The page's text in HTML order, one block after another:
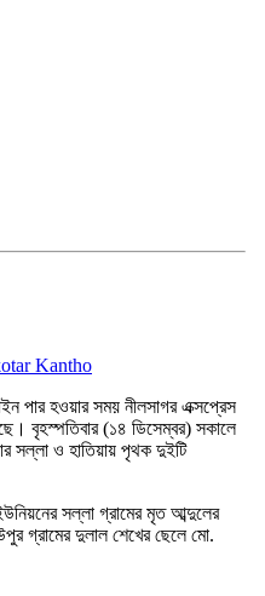
পার হওয়ার সময় নীলসাগর এক্সপ্রেস
বৃহস্পতিবার (১৪ ডিসেম্বর) সকালে
সল্লা ও হাতিয়ায় পৃথক দুইটি
সল্লা গ্রামের মৃত আব্দুলের
গ্রামের দুলাল শেখের ছেলে মো.